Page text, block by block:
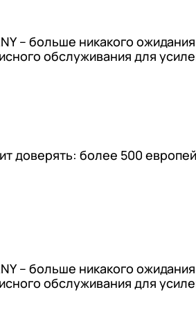
– больше никакого
обслуживания для
доверять: более 500
– больше никакого
обслуживания для